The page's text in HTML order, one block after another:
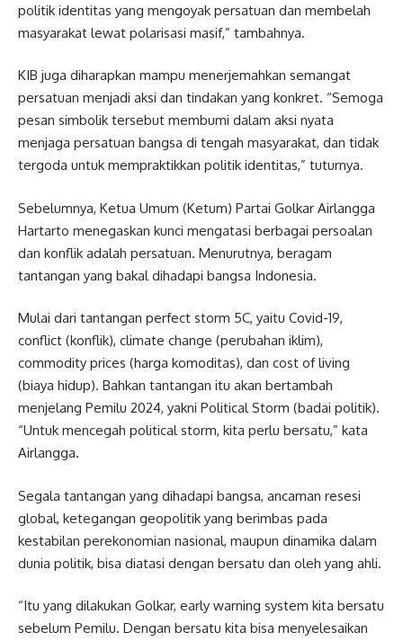
politik identitas yang mengoyak persatuan dan membelah
masyarakat lewat polarisasi masif,” tambahnya.
KIB juga diharapkan mampu menerjemahkan semangat
persatuan menjadi aksi dan tindakan yang konkret. “Semoga
pesan simbolik tersebut membumi dalam aksi nyata
menjaga persatuan bangsa di tengah masyarakat, dan tidak
tergoda untuk mempraktikkan politik identitas,” tuturnya.
Sebelumnya, Ketua Umum (Ketum) Partai Golkar Airlangga
Hartarto menegaskan kunci mengatasi berbagai persoalan
dan konflik adalah persatuan. Menurutnya, beragam
tantangan yang bakal dihadapi bangsa Indonesia.
Mulai dari tantangan perfect storm 5C, yaitu Covid-19,
conflict (konflik), climate change (perubahan iklim),
commodity prices (harga komoditas), dan cost of living
(biaya hidup). Bahkan tantangan itu akan bertambah
menjelang Pemilu 2024, yakni Political Storm (badai politik).
“Untuk mencegah political storm, kita perlu bersatu,” kata
Airlangga.
Segala tantangan yang dihadapi bangsa, ancaman resesi
global, ketegangan geopolitik yang berimbas pada
kestabilan perekonomian nasional, maupun dinamika dalam
dunia politik, bisa diatasi dengan bersatu dan oleh yang ahli.
“Itu yang dilakukan Golkar, early warning system kita bersatu
sebelum Pemilu. Dengan bersatu kita bisa menyelesaikan